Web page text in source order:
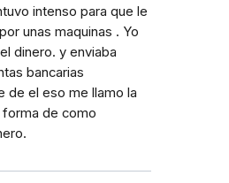
intenso para que le
unas maquinas . Yo
dinero. y enviaba
bancarias
de el eso me llamo la
de como